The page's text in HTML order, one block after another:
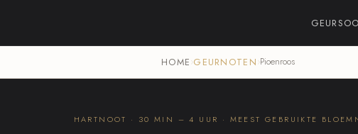
HOME›GEURNOTEN›Pioenroos
HARTNOOT · 30 MIN – 4 UUR · MEEST GEBRUIKTE